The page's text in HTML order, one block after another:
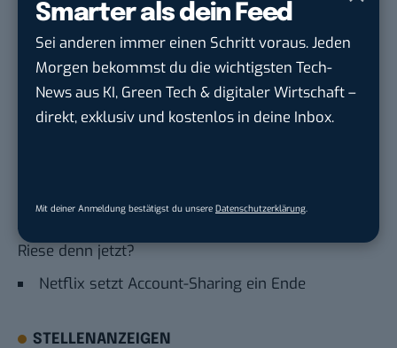
Smarter als dein Feed
Sei anderen immer einen Schritt voraus. Jeden
Morgen bekommst du die wichtigsten Tech-
News aus KI, Green Tech & digitaler Wirtschaft –
direkt, exklusiv und kostenlos in deine Inbox.
Mit deiner Anmeldung bestätigst du unsere Datenschutzerklärung.
Ebenfalls neu bei Netflix im August 2021 erscheinen
„Comedy Premium League“ und „D.P.“. Ein konkretes
Publikationsdatum gibt es noch nicht.
Auch interessant:
Das sind die 10 erfolgreichsten Netflix Originals
Riese denn jetzt?
Netflix setzt Account-Sharing ein Ende
STELLENANZEIGEN